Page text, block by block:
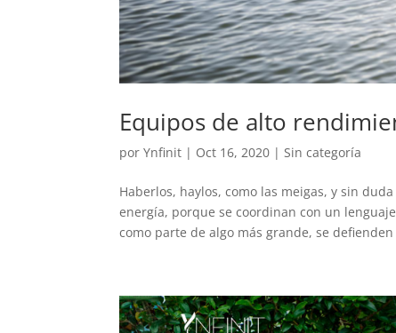
Equipos de alto
porYnfinit | Oct 16, 2020 | Sin categoría
Haberlos, haylos, como las meigas, y sin
energía, porque se coordinan con un
como parte de algo más grande, se defienden